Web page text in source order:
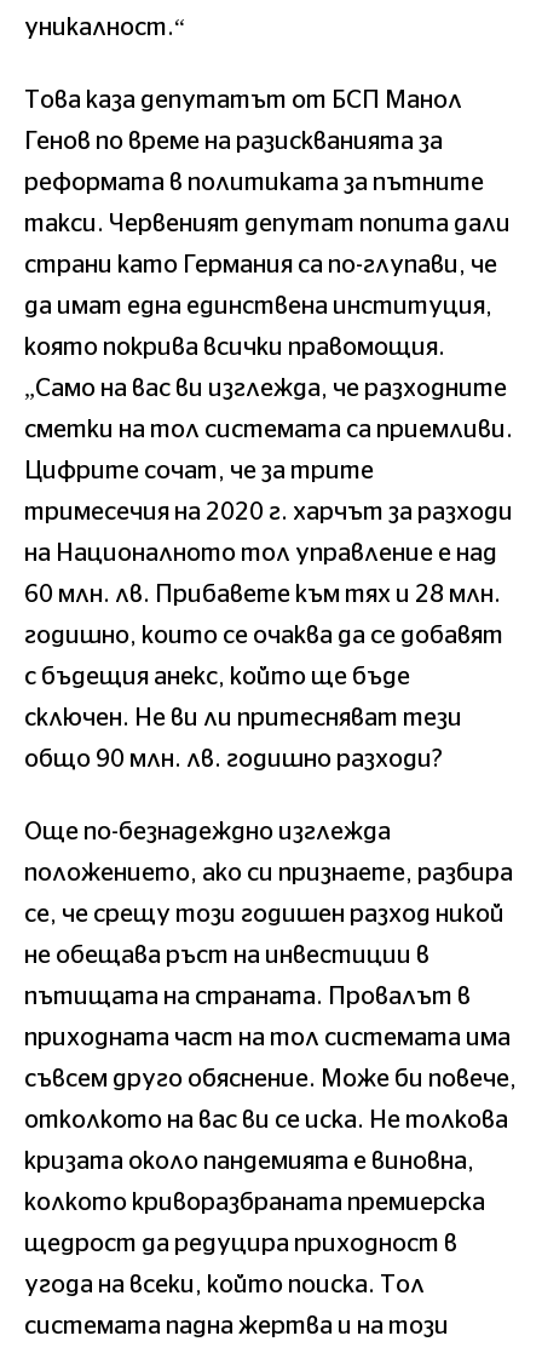
уникалност.“
Това каза депутатът от БСП Манол
Генов по време на разискванията за
реформата в политиката за пътните
такси. Червеният депутат попита дали
страни като Германия са по-глупави, че
да имат една единствена институция,
която покрива всички правомощия.
„Само на вас ви изглежда, че разходните
сметки на тол системата са приемливи.
Цифрите сочат, че за трите
тримесечия на 2020 г. харчът за разходи
на Националното тол управление е над
60 млн. лв. Прибавете към тях и 28 млн.
годишно, които се очаква да се добавят
с бъдещия анекс, който ще бъде
сключен. Не ви ли притесняват тези
общо 90 млн. лв. годишно разходи?
Още по-безнадеждно изглежда
положението, ако си признаете, разбира
се, че срещу този годишен разход никой
не обещава ръст на инвестиции в
пътищата на страната. Провалът в
приходната част на тол системата има
съвсем друго обяснение. Може би повече,
отколкото на вас ви се иска. Не толкова
кризата около пандемията е виновна,
колкото криворазбраната премиерска
щедрост да редуцира приходност в
угода на всеки, който поиска. Тол
системата падна жертва и на този